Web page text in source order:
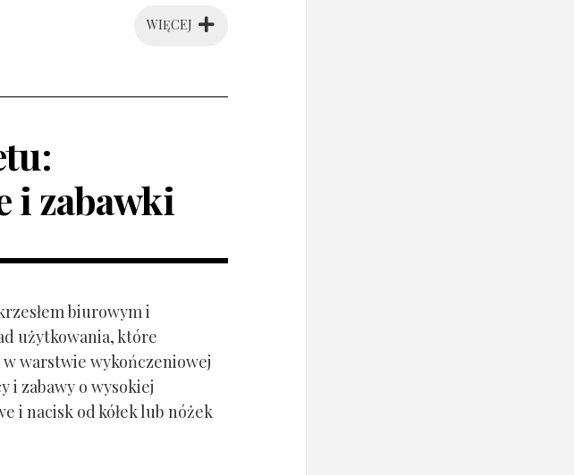
WIĘCEJ
i zabawki
biurowym i
użytkowania, które
warstwie wykończeniowej
i zabawy o wysokiej
i nacisk od kółek lub nóżek